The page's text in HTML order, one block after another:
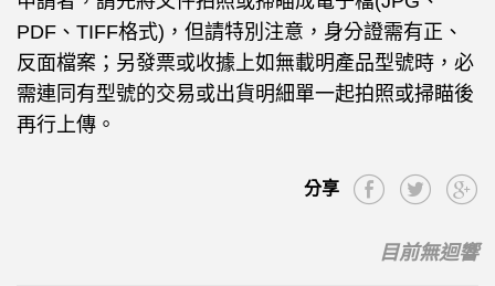
PDF、TIFF格式)，但請特別注意，身分證需有正、
反面檔案；另發票或收據上如無載明產品型號時，必
需連同有型號的交易或出貨明細單一起拍照或掃瞄後
再行上傳。
分享
目前無迴響